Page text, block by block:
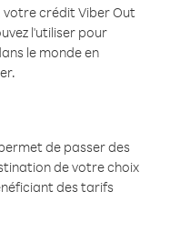
votre crédit Viber Out
l'utiliser pour
le monde en
de passer des
de votre choix
des tarifs